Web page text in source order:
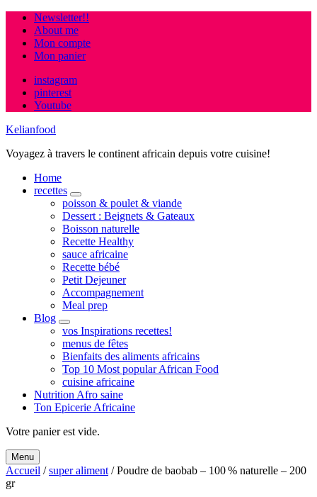
Newsletter!!
About me
Mon compte
Mon panier
instagram
pinterest
Youtube
Kelianfood
Voyagez à travers le continent africain depuis votre cuisine!
Home
recettes
expand
child
menu
poisson & poulet & viande
Dessert : Beignets & Gateaux
Boisson naturelle
Recette Healthy
sauce africaine
Recette bébé
Petit Dejeuner
Accompagnement
Meal prep
Blog
expand
child
menu
vos Inspirations recettes!
menus de fêtes
Bienfaits des aliments africains
Top 10 Most popular African Food
cuisine africaine
Nutrition Afro saine
Ton Epicerie Africaine
Search
Votre panier est vide.
Menu
Accueil /super aliment / Poudre de baobab – 100 % naturelle – 200
gr